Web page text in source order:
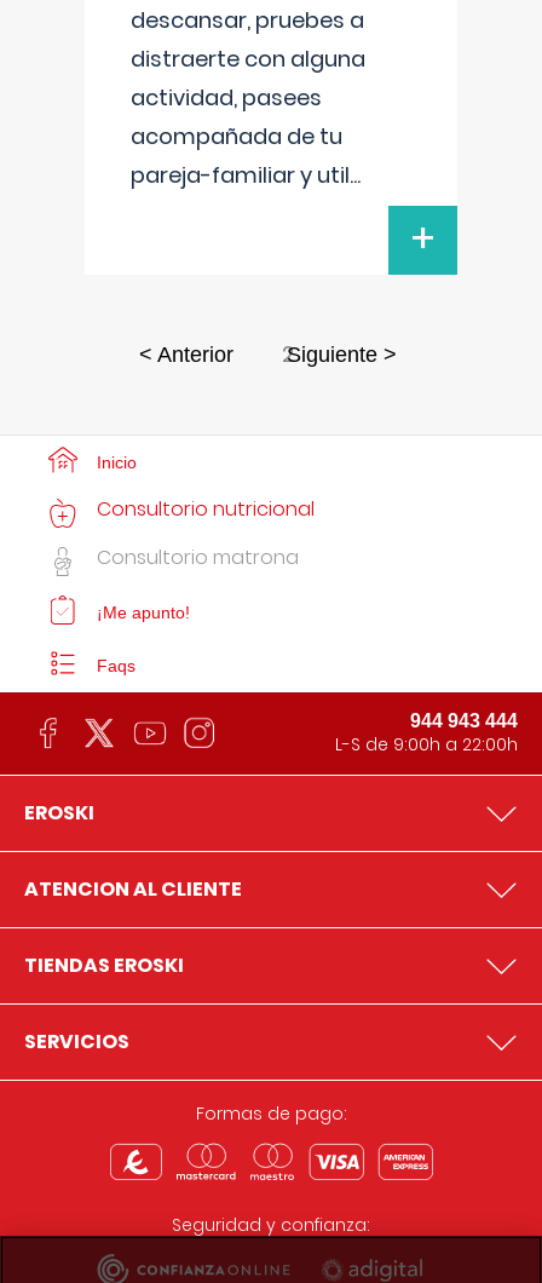
descansar, pruebes a
distraerte con alguna
actividad, pasees
acompañada de tu
pareja-familiar y util...
+
< Anterior 2Siguiente >
Inicio
Consultorio nutricional
Consultorio matrona
¡Me apunto!
Faqs
944 943 444
L-S de 9:00h a 22:00h
EROSKI
ATENCION AL CLIENTE
TIENDAS EROSKI
SERVICIOS
Formas de pago:
Seguridad y confianza: